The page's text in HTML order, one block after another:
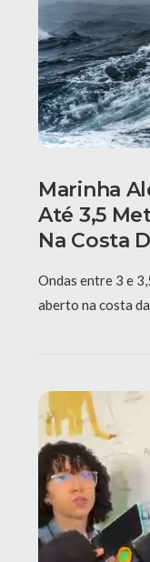
Marinha
Até 3,5
Na Costa
Ondas entre 3 e
aberto na costa